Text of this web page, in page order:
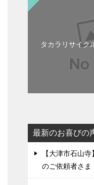
タカラリサイク
最新のお喜びの
【大津市石山
のご依頼者さま